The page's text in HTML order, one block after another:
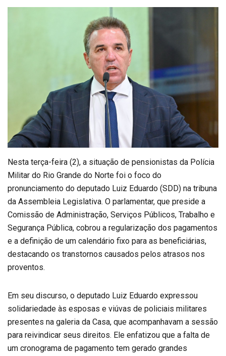
Nesta terça-feira (2), a situação de pensionistas da Polícia
Militar do Rio Grande do Norte foi o foco do
pronunciamento do deputado Luiz Eduardo (SDD) na tribuna
da Assembleia Legislativa. O parlamentar, que preside a
Comissão de Administração, Serviços Públicos, Trabalho e
Segurança Pública, cobrou a regularização dos pagamentos
e a definição de um calendário fixo para as beneficiárias,
destacando os transtornos causados pelos atrasos nos
proventos.
Em seu discurso, o deputado Luiz Eduardo expressou
solidariedade às esposas e viúvas de policiais militares
presentes na galeria da Casa, que acompanhavam a sessão
para reivindicar seus direitos. Ele enfatizou que a falta de
um cronograma de pagamento tem gerado grandes